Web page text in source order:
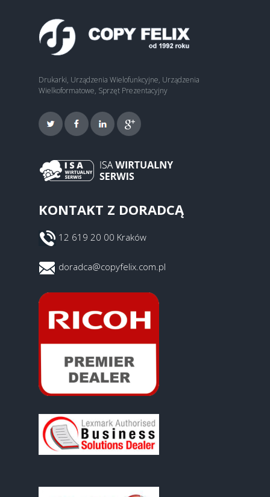
Drukarki, Urządzenia Wielofunkcyjne, Urządzenia
Wielkoformatowe, Sprzęt Prezentacyjny
KONTAKT Z DORADCĄ
12 619 20 00 Kraków
doradca@copyfelix.com.pl